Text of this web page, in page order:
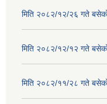
मिति २०८२/१२/२६ गते बसेको
मिति २०८२/१२/१२ गते बसेको
मिति २०८२/११/२८ गते बसेको